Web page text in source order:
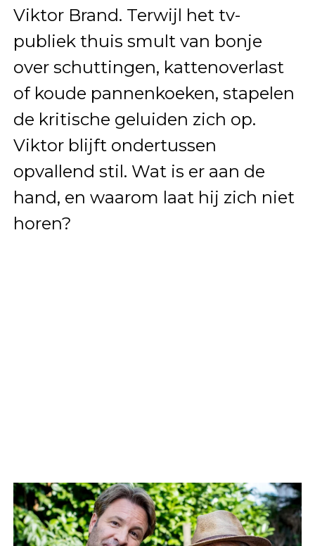
Viktor Brand. Terwijl het tv-
publiek thuis smult van bonje
over schuttingen, kattenoverlast
of koude pannenkoeken, stapelen
de kritische geluiden zich op.
Viktor blijft ondertussen
opvallend stil. Wat is er aan de
hand, en waarom laat hij zich niet
horen?